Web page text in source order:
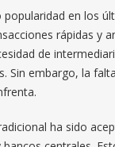
en los
rápidas y
de
Sin embargo, la
ha sido